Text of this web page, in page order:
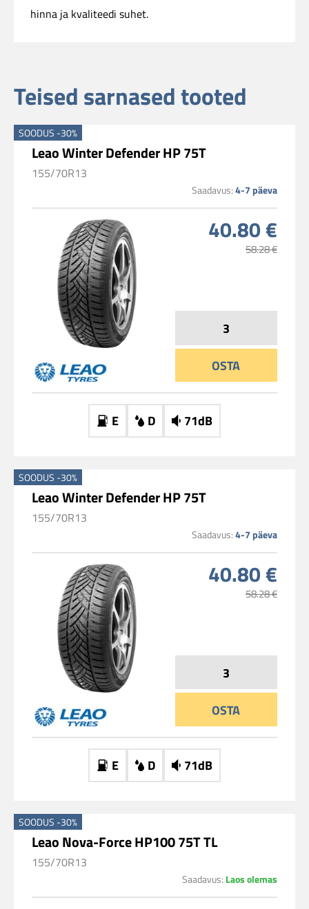
hinna ja kvaliteedi suhet.
Teised sarnased tooted
SOODUS -30%
Leao Winter Defender HP 75T
155/70R13
Saadavus: 4-7 päeva
40.80 €
58.28 €
OSTA
E D 71dB
SOODUS -30%
Leao Winter Defender HP 75T
155/70R13
Saadavus: 4-7 päeva
40.80 €
58.28 €
OSTA
E D 71dB
SOODUS -30%
Leao Nova-Force HP100 75T TL
155/70R13
Saadavus: Laos olemas